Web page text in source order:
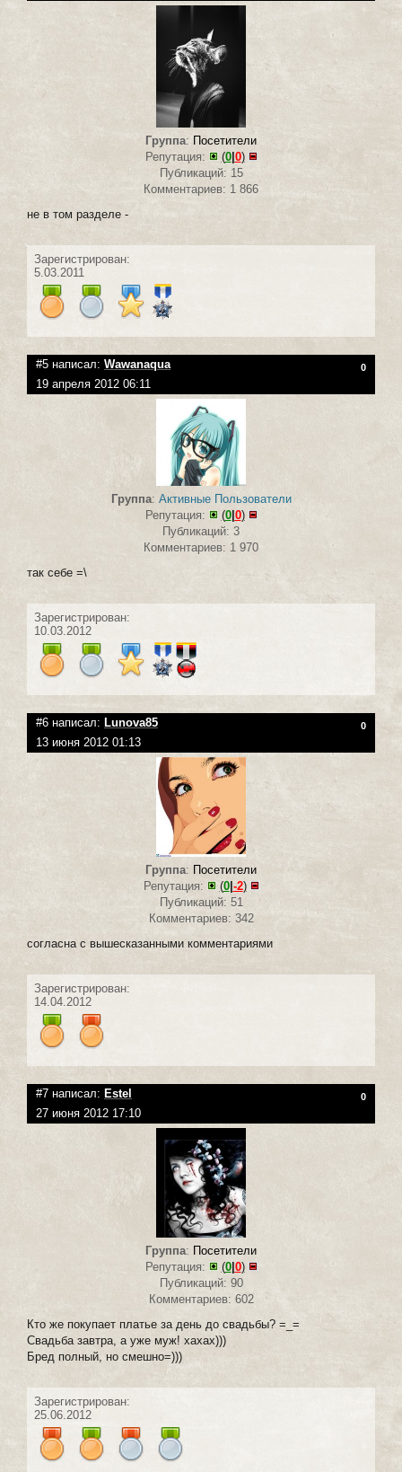
Группа: Посетители
Репутация:
(0|0)
Публикаций: 15
Комментариев: 1 866
не в том разделе -
Зарегистрирован:
5.03.2011
#5 написал: Wawanaqua 0
19 апреля 2012 06:11
Группа: Активные Пользователи
Репутация:
(0|0)
Публикаций: 3
Комментариев: 1 970
так себе =\
Зарегистрирован:
10.03.2012
#6 написал: Lunova85 0
13 июня 2012 01:13
Группа: Посетители
Репутация:
(0|-2)
Публикаций: 51
Комментариев: 342
согласна с вышесказанными комментариями
Зарегистрирован:
14.04.2012
#7 написал: Estel 0
27 июня 2012 17:10
Группа: Посетители
Репутация:
(0|0)
Публикаций: 90
Комментариев: 602
Кто же покупает платье за день до свадьбы? =_=
Свадьба завтра, а уже муж! хахах)))
Бред полный, но смешно=)))
Зарегистрирован:
25.06.2012